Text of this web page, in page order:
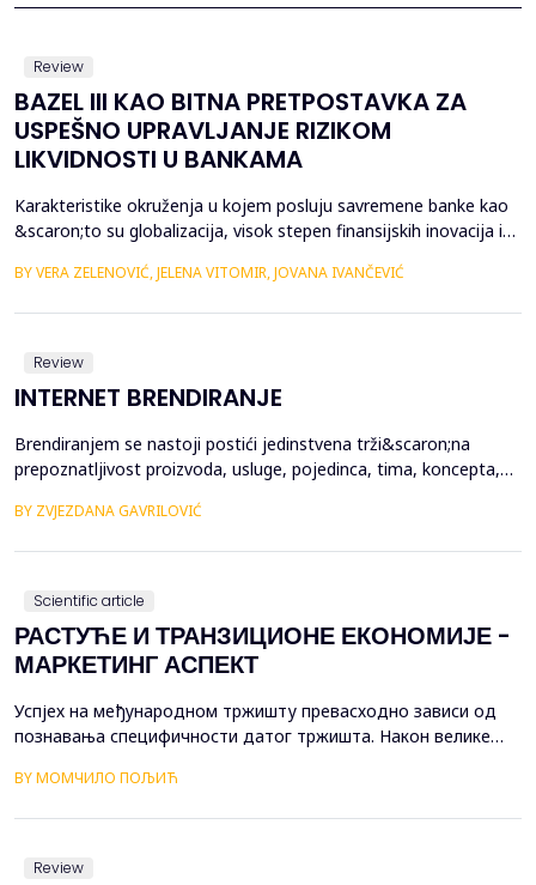
Review
BAZEL III KAO BITNA PRETPOSTAVKA ZA
USPEŠNO UPRAVLJANJE RIZIKOM
LIKVIDNOSTI U BANKAMA
Karakteristike okruženja u kojem posluju savremene banke kao
&scaron;to su globalizacija, visok stepen finansijskih inovacija i
vrsta bankarskih rizika, kao i veće izloženosti postojećim rizicima.
BY VERA ZELENOVIĆ, JELENA VITOMIR, JOVANA IVANČEVIĆ
Review
INTERNET BRENDIRANJE
Brendiranjem se nastoji postići jedinstvena trži&scaron;na
prepoznatljivost proizvoda, usluge, pojedinca, tima, koncepta,
predstavlja primenu znanja i ve&scaron;tina kreiranja i
BY ZVJEZDANA GAVRILOVIĆ
Scientific article
РАСТУЋЕ И ТРАНЗИЦИОНЕ ЕКОНОМИЈЕ -
МАРКЕТИНГ АСПЕКТ
Успјех на међународном тржишту превасходно зависи од
познавања специфичности датог тржишта. Након велике
у свијету, потребно је извршити поновну оцјену тржишта
прилагођавања маркетинг микса. Растуће...
BY МОМЧИЛО ПОЉИЋ
Review